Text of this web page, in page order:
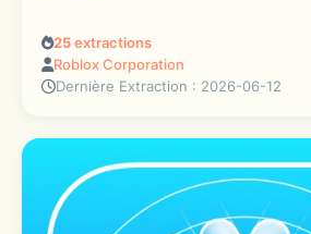
25extractions
Roblox Corporation
Dernière Extraction : 2026-06-12